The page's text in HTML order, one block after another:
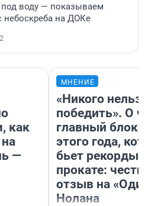
воду — показываем
небоскреба на ДОКе
как
—
МНЕНИЕ
«Никого нельзя
победить». О
главный
этого года,
бьет рекорды в
прокате:
отзыв на
Нолана